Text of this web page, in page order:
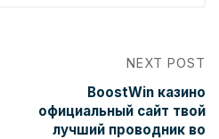
NEXT POST
BoostWin казино
официальный сайт твой
лучший проводник во